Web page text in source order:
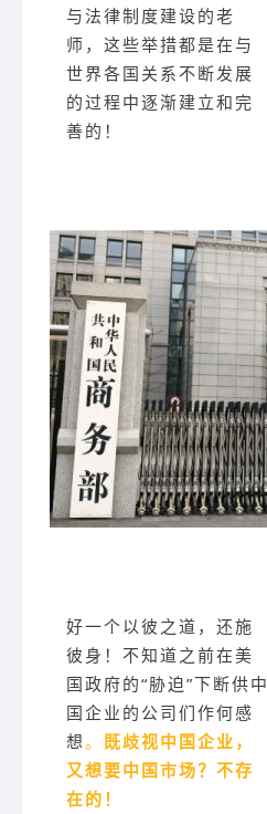
与法律制度建设的老
师，这些举措都是在与
世界各国关系不断发展
的过程中逐渐建立和完
善的！
好一个以彼之道，还施
彼身！不知道之前在美
国政府的“胁迫”下断供中
国企业的公司们作何感
想。 既歧视中国企业，
又想要中国市场？不存
在的！